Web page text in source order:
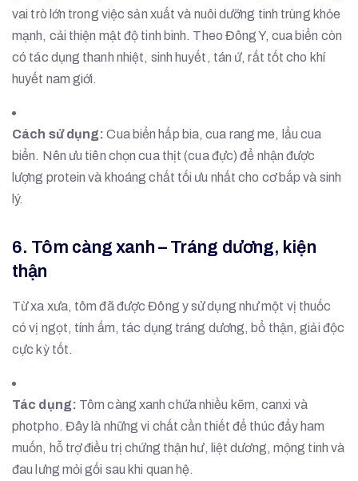
vai trò lớn trong việc sản xuất và nuôi dưỡng tinh trùng khỏe
mạnh, cải thiện mật độ tinh binh. Theo Đông Y, cua biển còn
có tác dụng thanh nhiệt, sinh huyết, tán ứ, rất tốt cho khí
huyết nam giới.
Cách sử dụng: Cua biển hấp bia, cua rang me, lẩu cua
biển. Nên ưu tiên chọn cua thịt (cua đực) để nhận được
lượng protein và khoáng chất tối ưu nhất cho cơ bắp và sinh
lý.
6. Tôm càng xanh – Tráng dương, kiện
thận
Từ xa xưa, tôm đã được Đông y sử dụng như một vị thuốc
có vị ngọt, tính ấm, tác dụng tráng dương, bổ thận, giải độc
cực kỳ tốt.
Tác dụng: Tôm càng xanh chứa nhiều kẽm, canxi và
photpho. Đây là những vi chất cần thiết để thúc đẩy ham
muốn, hỗ trợ điều trị chứng thận hư, liệt dương, mộng tinh và
đau lưng mỏi gối sau khi quan hệ.